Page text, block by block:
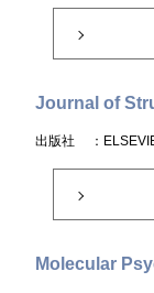
Journal of
出版社 ：
Molecular